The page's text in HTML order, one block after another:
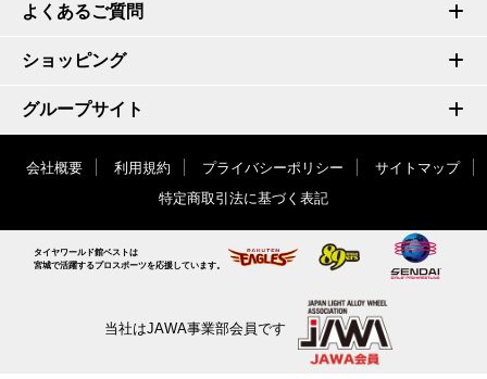
よくあるご質問
ショッピング
グループサイト
会社概要 利用規約 プライバシーポリシー
サイトマップ
特定商取引法に基づく表記
タイヤワールド館ベストは
宮城で活躍するプロスポーツを応援しています。
当社はJAWA事業部会員です